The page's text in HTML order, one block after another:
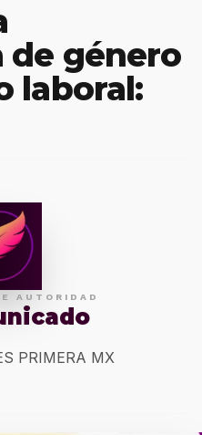
de género
laboral:
AUTORIDAD
PRIMERA MX